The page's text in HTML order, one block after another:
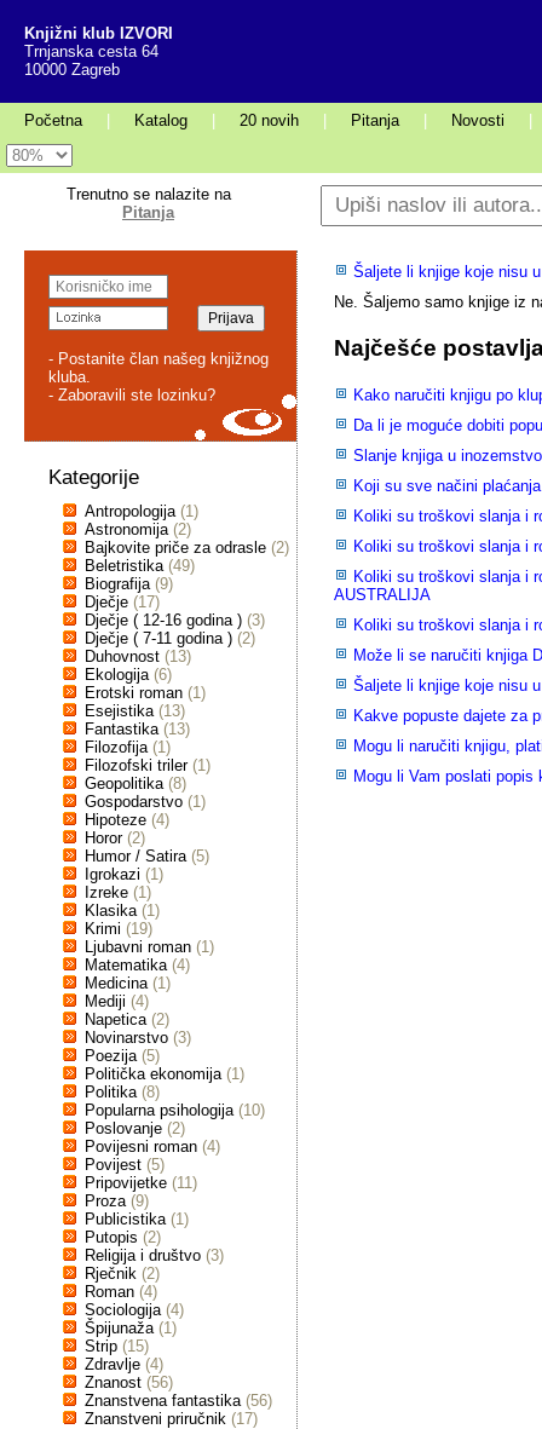
Knjižni klub IZVORI
Trnjanska cesta 64
10000 Zagreb
Početna Katalog 20 novih Pitanja Novosti
Trenutno se nalazite na
Pitanja
- Postanite član našeg knjižnog
kluba.
- Zaboravili ste lozinku?
Kategorije
Antropologija (1)
Astronomija (2)
Bajkovite priče za odrasle (2)
Beletristika (49)
Biografija (9)
Dječje (17)
Dječje ( 12-16 godina ) (3)
Dječje ( 7-11 godina ) (2)
Duhovnost (13)
Ekologija (6)
Erotski roman (1)
Esejistika (13)
Fantastika (13)
Filozofija (1)
Filozofski triler (1)
Geopolitika (8)
Gospodarstvo (1)
Hipoteze (4)
Horor (2)
Humor / Satira (5)
Igrokazi (1)
Izreke (1)
Klasika (1)
Krimi (19)
Ljubavni roman (1)
Matematika (4)
Medicina (1)
Mediji (4)
Napetica (2)
Novinarstvo (3)
Poezija (5)
Politička ekonomija (1)
Politika (8)
Popularna psihologija (10)
Poslovanje (2)
Povijesni roman (4)
Povijest (5)
Pripovijetke (11)
Proza (9)
Publicistika (1)
Putopis (2)
Religija i društvo (3)
Rječnik (2)
Roman (4)
Sociologija (4)
Špijunaža (1)
Strip (15)
Zdravlje (4)
Znanost (56)
Znanstvena fantastika (56)
Znanstveni priručnik (17)
Šaljete li knjige koje nisu
Ne. Šaljemo samo knjige iz
Najčešće
Kako naručiti knjigu po
Da li je moguće dobiti
Slanje knjiga u
Koji su sve načini
Koliki su troškovi slanja i
Koliki su troškovi slanja i
Koliki su troškovi slanja i
AUSTRALIJA
Koliki su troškovi slanja i
Može li se naručiti knjiga
Šaljete li knjige koje nisu
Kakve popuste dajete za
Mogu li naručiti knjigu,
Mogu li Vam poslati